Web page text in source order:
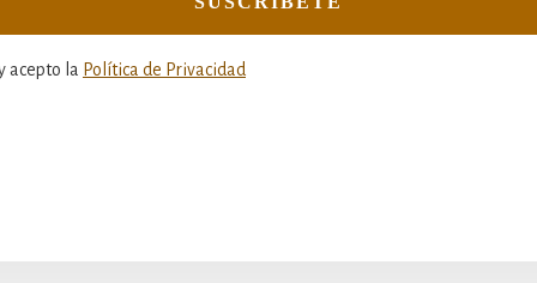
acepto la Política de Privacidad